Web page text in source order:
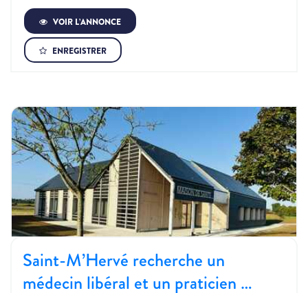
VOIR L’ANNONCE
ENREGISTRER
Saint-M’Hervé recherche un
médecin libéral et un praticien …